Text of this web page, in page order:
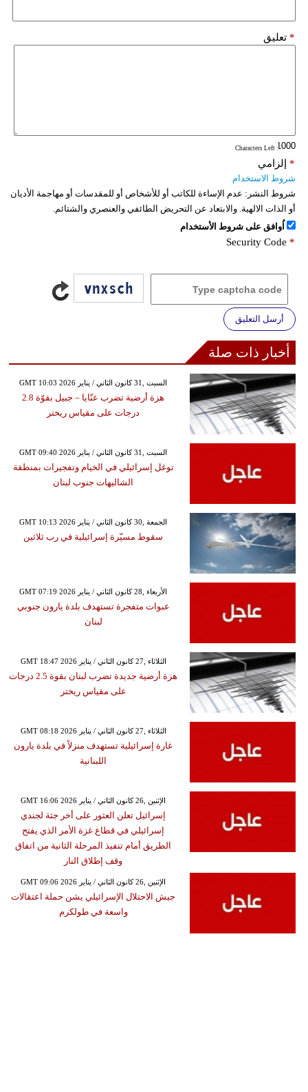
تعليق *
: Characters Left
إلزامي *
شروط الاستخدام
شروط النشر: عدم الإساءة للكاتب أو للأشخاص أو للمقدسات أو مهاجمة الأديان
أو الذات الالهية. والابتعاد عن التحريض الطائفي والعنصري والشتائم.
اُوافق على شروط الأستخدام
Security Code *
أرسل التعليق
أخبار ذات صلة
GMT 10:03 2026 السبت ,31 كانون الثاني / يناير
هزة أرضية تضرب عنّايا – جبيل بقوّة 2.8
درجات على مقياس ريختر
GMT 09:40 2026 السبت ,31 كانون الثاني / يناير
توغل إسرائيلي في الخيام وتفجيرات بمنطقة
الشاليهات جنوب لبنان
GMT 10:13 2026 الجمعة ,30 كانون الثاني / يناير
سقوط مسيّرة إسرائيلية في رب ثلاثين
GMT 07:19 2026 الأربعاء ,28 كانون الثاني / يناير
عبوات متفجرة تستهدف بلدة يارون جنوبي
لبنان
GMT 18:47 2026 الثلاثاء ,27 كانون الثاني / يناير
هزة أرضية جديدة تضرب لبنان بقوة 2.5 درجات
على مقياس ريختر
GMT 08:18 2026 الثلاثاء ,27 كانون الثاني / يناير
غارة إسرائيلية تستهدف منزلاً في بلدة يارون
اللبنانية
GMT 16:06 2026 الإثنين ,26 كانون الثاني / يناير
إسرائيل تعلن العثور على أخر جثة لجندي
إسرائيلي في قطاع غزة الأمر الذي يفتح
الطريق أمام تنفيذ المرحلة الثانية من اتفاق
وقف إطلاق النار
GMT 09:06 2026 الإثنين ,26 كانون الثاني / يناير
جيش الاحتلال الإسرائيلي يشن حملة اعتقالات
واسعة في طولكرم